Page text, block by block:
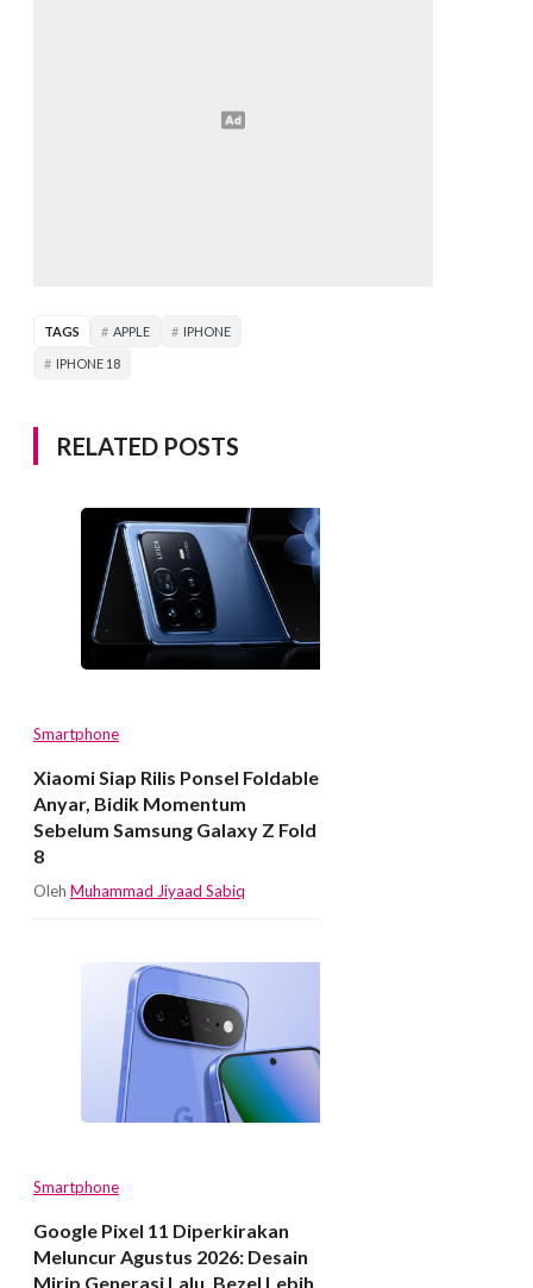
TAGS APPLE IPHONE
IPHONE 18
RELATED POSTS
Smartphone
Xiaomi Siap Rilis Ponsel Foldable
Anyar, Bidik Momentum
Sebelum Samsung Galaxy Z Fold
8
Oleh Muhammad Jiyaad Sabiq
Smartphone
Google Pixel 11 Diperkirakan
Meluncur Agustus 2026: Desain
Mirip Generasi Lalu, Bezel Lebih